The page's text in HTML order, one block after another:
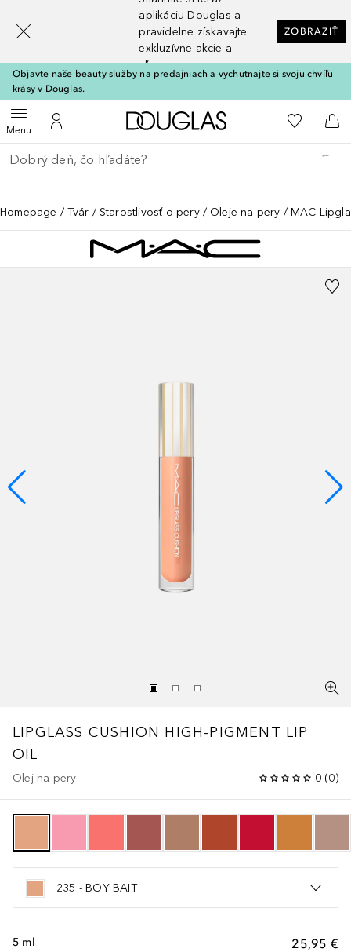
aplikáciu Douglas a
pravidelne získavajte
exkluzívne akcie a
zľavy
ZOBRAZIŤ
Objavte naše beauty služby na predajniach a vychutnajte si svoju chvíľu
krásy v Douglas.
MenuOtvoriť menuDo môjho účtu
Domov Do môjho
Do
Choď späť
Vykonajte vyhľadávanie
Homepage Tvár Starostlivosť o pery Oleje na pery MAC
LIPGLASS CUSHION HIGH-PIGMENT LIP
OIL
Olej na pery 0 (0)
235 - BOY BAIT
25,95 €
5 ml
[navigation.slideout.screenreader]